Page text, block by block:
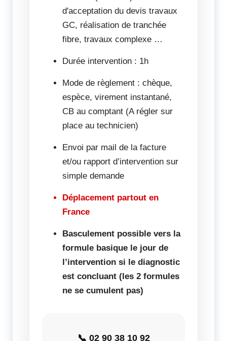
d'acceptation du devis travaux
GC, réalisation de tranchée
fibre, travaux complexe …
Durée intervention : 1h
Mode de règlement : chèque,
espèce, virement instantané,
CB au comptant (A régler sur
place au technicien)
Envoi par mail de la facture
et/ou rapport d’intervention sur
simple demande
Déplacement partout en
France
Basculement possible vers la
formule basique le jour de
l’intervention si le diagnostic
est concluant (les 2 formules
ne se cumulent pas)
📞 02 90 38 10 92